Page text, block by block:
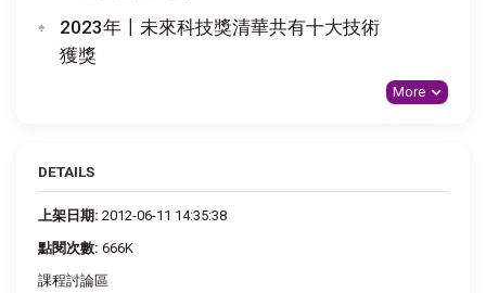
2023年〡未來科技獎清華共有十大技術
獲獎
More
DETAILS
上架日期: 2012-06-11 14:35:38
點閱次數: 666K
課程討論區